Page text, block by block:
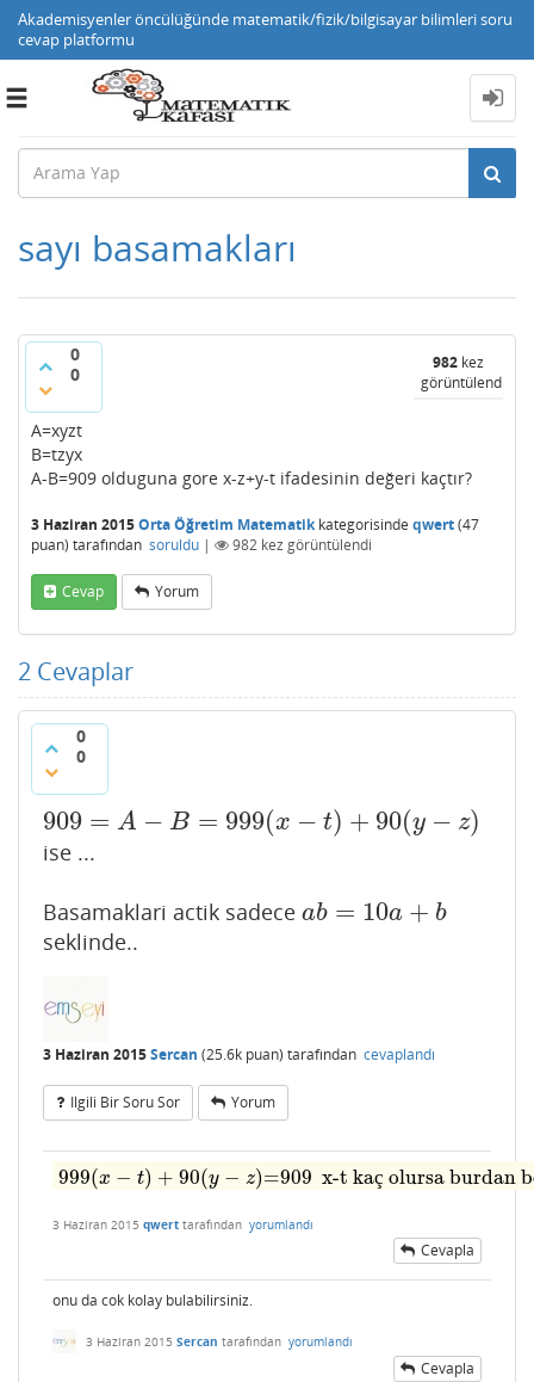
Akademisyenler öncülüğünde matematik/fizik/bilgisayar bilimleri soru
cevap platformu
Toggle
sayı basamakları
0
0
982 kez
görüntülendi
A=xyzt
B=tzyx
A-B=909 olduguna gore x-z+y-t ifadesinin değeri kaçtır?
3 Haziran 2015Orta Öğretim Matematikkategorisinde qwert(47
puan) tarafından soruldu | 982 kez görüntülendi
Cevap Yorum
2 Cevaplar
0
0
909 = A − B = 999(x − t) + 90(y − z)
909= A− B= 999(x −t) +90(y−z
ise ...
Basamaklari actik sadece ab = 10a + b
ab=10 a+b
seklinde..
3 Haziran 2015Sercan (25.6k puan) tarafından cevaplandı
Ilgili Bir Soru Sor Yorum
999(x − t) + 90(y − z)=909 x-t kaç olursa burdan
3 Haziran 2015 qwert tarafından yorumlandı
Cevapla
onu da cok kolay bulabilirsiniz.
3 Haziran 2015 Sercan tarafından yorumlandı
Cevapla